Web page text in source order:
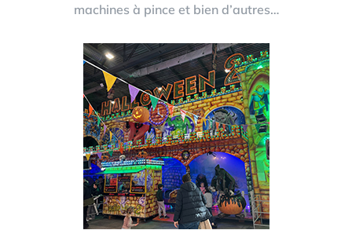
machines à pince et bien d’autres…